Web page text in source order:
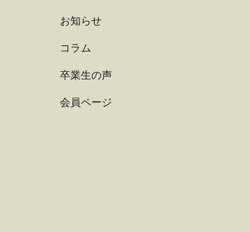
お知らせ
コラム
卒業生の声
会員ページ